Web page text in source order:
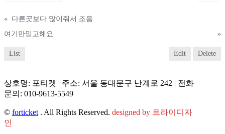
« 다른곳보다 많이줘서 조음
여기만믿고해요
»
List Edit Delete
상호명: 포티켓 | 주소: 서울 동대문구 난계로 242 | 전화
문의: 010-9613-5549
© forticket . All Rights Reserved. designed by 트라이디자
인